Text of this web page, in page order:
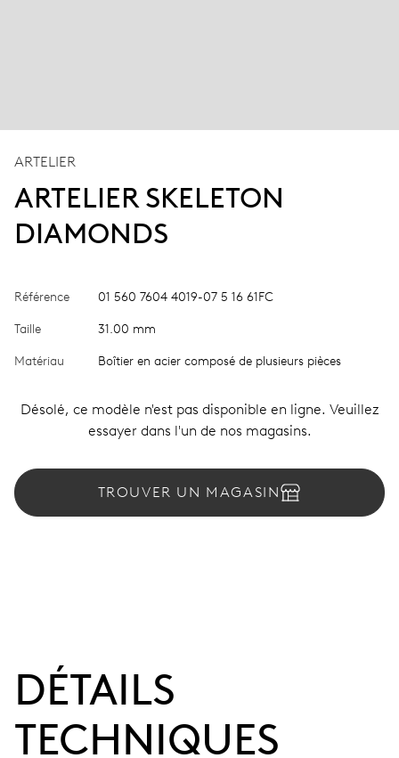
ARTELIER
ARTELIER SKELETON
DIAMONDS
Référence 01 560 7604 4019-07 5 16 61FC
Taille 31.00 mm
Matériau Boîtier en acier composé de plusieurs pièces
Désolé, ce modèle n'est pas disponible en ligne. Veuillez
essayer dans l'un de nos magasins.
TROUVER UN MAGASIN
DÉTAILS
TECHNIQUES